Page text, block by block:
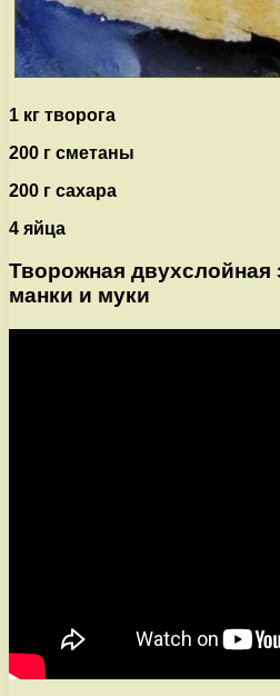
1 кг творога
200 г сметаны
200 г сахара
4 яйца
Творожная двухслойная
манки и муки